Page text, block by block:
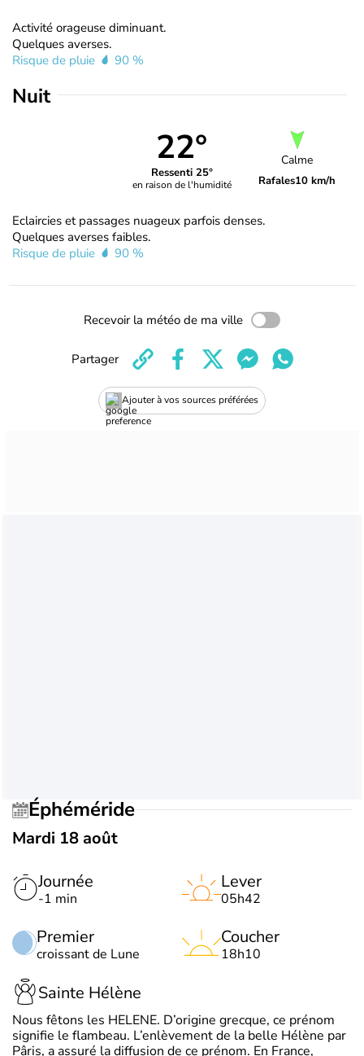
Activité orageuse diminuant.
Quelques averses.
Risque de pluie
90 %
Nuit
22°
Ressenti 25°
en raison de l'humidité
Calme
Rafales10 km/h
Eclaircies et passages nuageux parfois denses.
Quelques averses faibles.
Risque de pluie
90 %
Recevoir la météo de ma ville
Ajouter à vos sources préférées
Partager
Éphéméride
Mardi 18 août
Journée
-1 min
Premier
croissant de Lune
Lever
05h42
Coucher
18h10
Sainte Hélène
Nous fêtons les HELENE. D’origine grecque, ce prénom
signifie le flambeau. L’enlèvement de la belle Hélène par
Pâris, a assuré la diffusion de ce prénom. En France,